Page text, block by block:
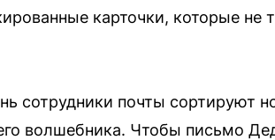
карточки, которые не
сотрудники почты сортируют
волшебника. Чтобы письмо